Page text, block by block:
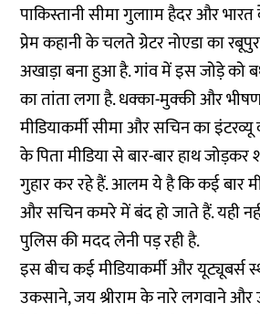
पाकिस्तानी सीमा गुलााम हैदर और
प्रेम कहानी के चलते ग्रेटर नोएडा का
अखाड़ा बना हुआ है. गांव में इस जोड़े को
का तांता लगा है. धक्का-मुक्की और
मीडियाकर्मी सीमा और सचिन का
के पिता मीडिया से बार-बार हाथ
गुहार कर रहे हैं. आलम ये है कि कई बार
और सचिन कमरे में बंद हो जाते हैं. यही
पुलिस की मदद लेनी पड़ रही है.
इस बीच कई मीडियाकर्मी और यूट्यूबर्स
उकसाने, जय श्रीराम के नारे लगवाने